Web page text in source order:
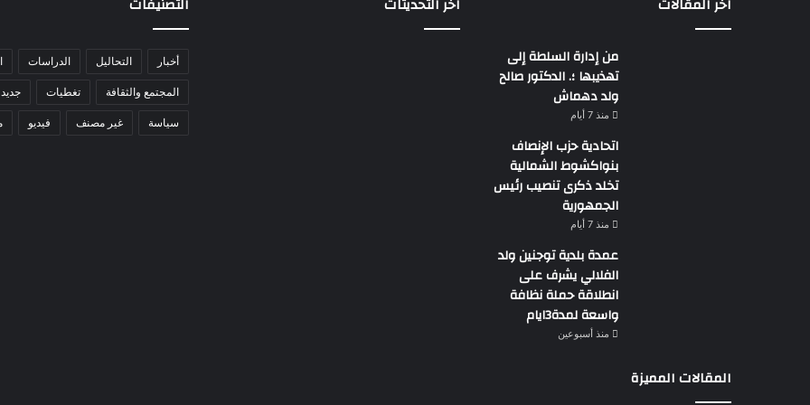
اخر المقالات
من إدارة السلطة إلى
تهذيبها ؛. الدكتور صالح
ولد دهماش
منذ 7 أيام
اتحادية حزب الإنصاف
بنواكشوط الشمالية
تخلد ذكرى تنصيب رئيس
الجمهورية
منذ 7 أيام
عمدة بلدية توجنين ولد
الفلالي يشرف على
انطلاقة حملة نظافة
واسعة لمدة3ايام
منذ أسبوعين
المقالات المميزة
اخر التحديثات التصنيفات
أخبار التحاليل الدراسات
المجتمع والثقافة تغطيات جديد
سياسة غير مصنف فيديو